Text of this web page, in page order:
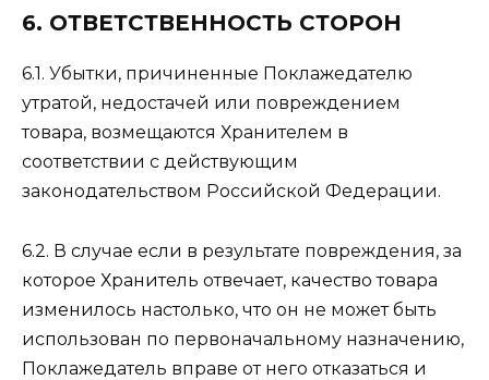
6. ОТВЕТСТВЕННОСТЬ СТОРОН
6.1. Убытки, причиненные Поклажедателю
утратой, недостачей или повреждением
товара, возмещаются Хранителем в
соответствии с действующим
законодательством Российской Федерации.
6.2. В случае если в результате повреждения, за
которое Хранитель отвечает, качество товара
изменилось настолько, что он не может быть
использован по первоначальному назначению,
Поклажедатель вправе от него отказаться и